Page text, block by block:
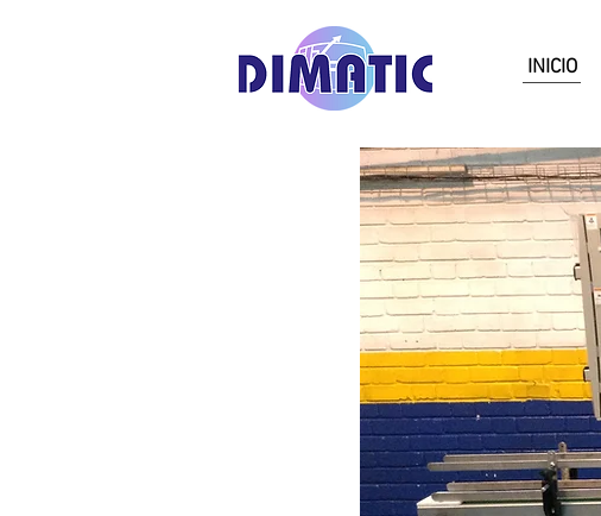
INICIO